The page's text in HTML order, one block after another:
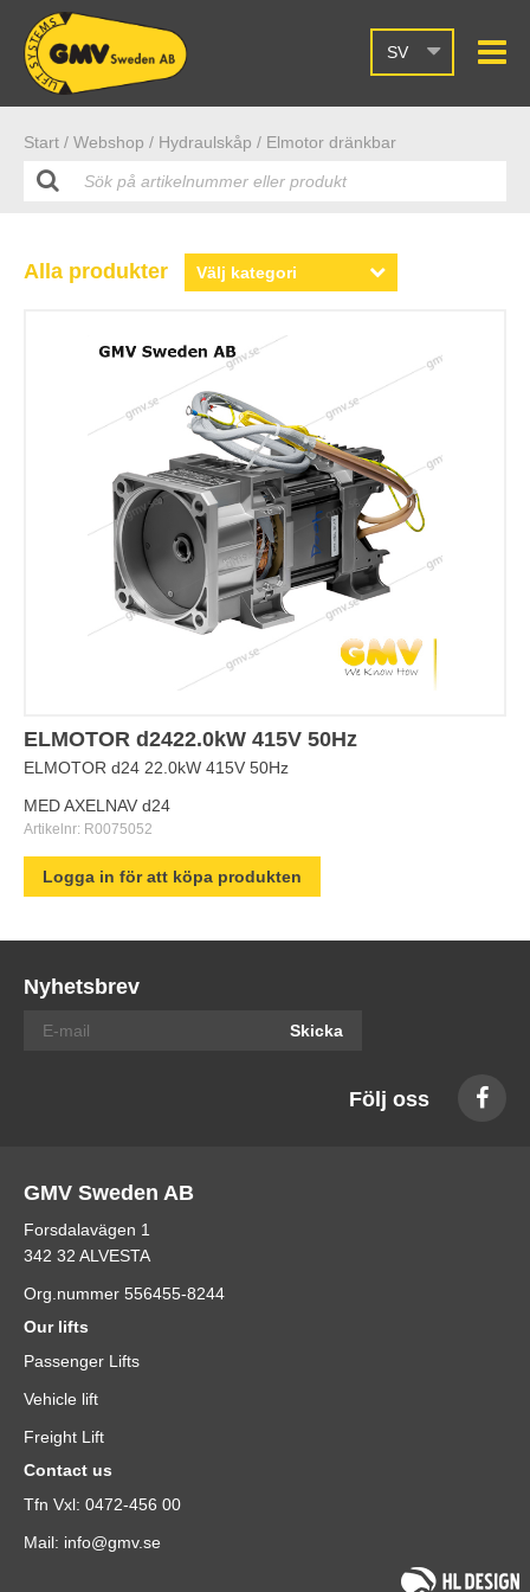
SV
Start / Webshop / Hydraulskåp / Elmotor dränkbar
Alla produkter
ELMOTOR d2422.0kW 415V 50Hz
ELMOTOR d24 22.0kW 415V 50Hz
MED AXELNAV d24
Artikelnr: R0075052
Logga in för att köpa produkten
Nyhetsbrev
Skicka
Följ oss
GMV Sweden AB
Forsdalavägen 1
342 32 ALVESTA
Org.nummer 556455-8244
Our lifts
Passenger Lifts
Vehicle lift
Freight Lift
Contact us
Tfn Vxl: 0472-456 00
Mail: info@gmv.se